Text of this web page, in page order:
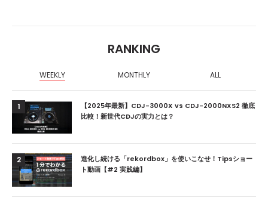
RANKING
WEEKLY MONTHLY ALL
1
【2025年最新】CDJ-3000X vs CDJ-2000NXS2 徹底
比較！新世代CDJの実力とは？
2
進化し続ける「rekordbox」を使いこなせ！Tipsショー
ト動画【#2 実践編】